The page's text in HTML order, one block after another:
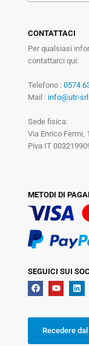
CONTATTACI
Per qualsiasi
contattarci qui:
Telefono : 0574
Mail : info@utr-
Sede fisica:
Via Enrico Fermi,
Piva IT
METODI DI
SEGUICI SUI
Recedere